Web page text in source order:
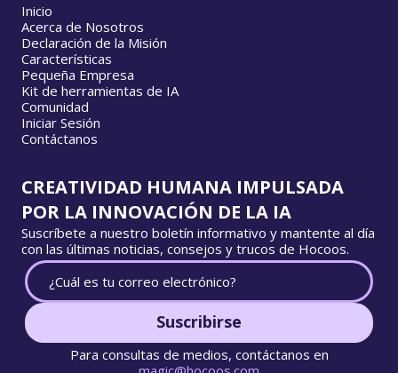
Inicio
Acerca de Nosotros
Declaración de la Misión
Características
Pequeña Empresa
Kit de herramientas de IA
Comunidad
Iniciar Sesión
Contáctanos
CREATIVIDAD HUMANA IMPULSADA
POR LA INNOVACIÓN DE LA IA
Suscríbete a nuestro boletín informativo y mantente al día
con las últimas noticias, consejos y trucos de Hocoos.
Suscribirse
Para consultas de medios, contáctanos en